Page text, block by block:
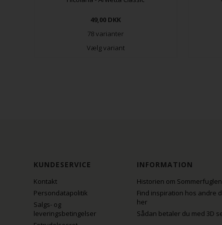
49,00 DKK
78 varianter
Vælg variant
KUNDESERVICE
Kontakt
Persondatapolitik
Salgs- og
leveringsbetingelser
INFORMATION
Historien om Sommerfuglen
Find inspiration hos andre
her
Sådan betaler du med 3D